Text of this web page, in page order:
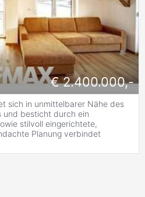
€ 2.400.000,-
sich in unmittelbarer Nähe des
und besticht durch ein
stilvoll eingerichtete,
Planung verbindet